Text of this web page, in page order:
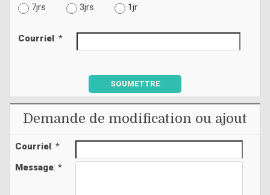
7jrs
3jrs 1jr
Courriel : *
SOUMETTRE
Demande de modification ou ajout
Courriel: *
Message: *